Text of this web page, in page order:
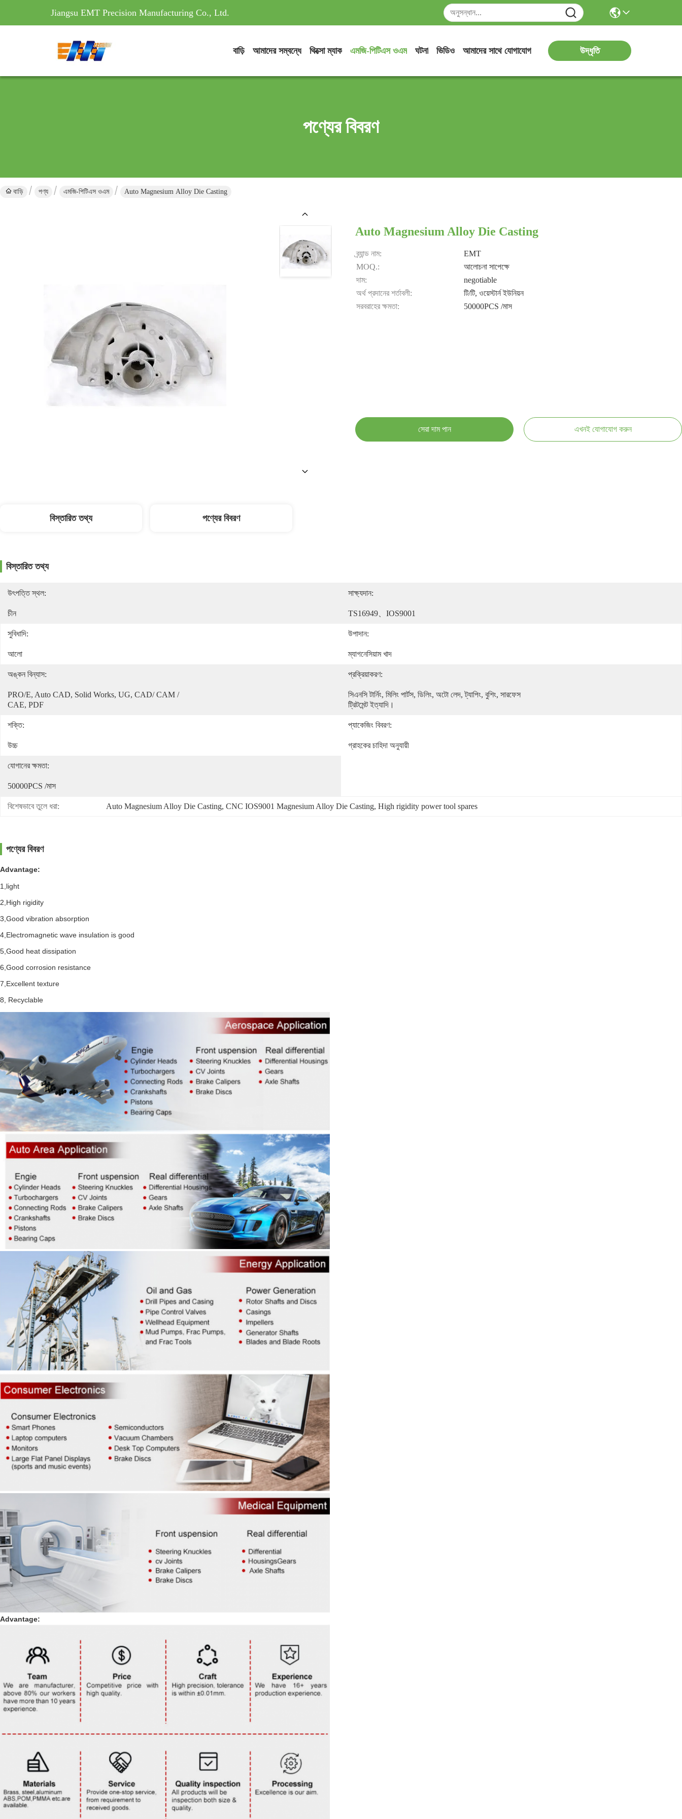
Jiangsu EMT Precision Manufacturing Co., Ltd.
বাড়ি আমাদের সম্বন্ধে থিক্সো ম্যাক এমজি-পিটিএস ওএম ঘটনা ভিডিও আমাদের সাথে যোগাযোগ উদ্ধৃতি
পণ্যের বিবরণ
বাড়ি পণ্য এমজি-পিটিএস ওএম Auto Magnesium Alloy Die Casting
Auto Magnesium Alloy Die Casting
ব্র্যান্ড নাম:
EMT
MOQ.:
আলোচনা সাপেক্ষে
দাম:
negotiable
অর্থ প্রদানের শর্তাবলী:
টি/টি, ওয়েস্টার্ন ইউনিয়ন
সরবরাহের ক্ষমতা:
50000PCS /মাস
সেরা দাম পান এখনই যোগাযোগ করুন
বিস্তারিত তথ্য পণ্যের বিবরণ
বিস্তারিত তথ্য
উৎপত্তি স্থল:
চীন
সাক্ষ্যদান:
TS16949、IOS9001
সুবিধাদি:
আলো
উপাদান:
ম্যাগনেসিয়াম খাদ
অঙ্কন বিন্যাস:
PRO/E, Auto CAD, Solid Works, UG, CAD/ CAM /
CAE, PDF
প্রক্রিয়াকরণ:
সিএনসি টার্নিং, মিলিং পার্টস, ডিলিং, অটো লেদ, ট্যাপিং, বুশিং, সারফেস
ট্রিটমেন্ট ইত্যাদি।
শক্তি:
উচ্চ
প্যাকেজিং বিবরণ:
গ্রাহকের চাহিদা অনুযায়ী
যোগানের ক্ষমতা:
50000PCS /মাস
বিশেষভাবে তুলে ধরা: Auto Magnesium Alloy Die Casting, CNC IOS9001 Magnesium Alloy Die Casting, High rigidity power tool spares
পণ্যের বিবরণ
Advantage:
1,light
2,High rigidity
3,Good vibration absorption
4,Electromagnetic wave insulation is good
5,Good heat dissipation
6,Good corrosion resistance
7,Excellent texture
8, Recyclable
Advantage: